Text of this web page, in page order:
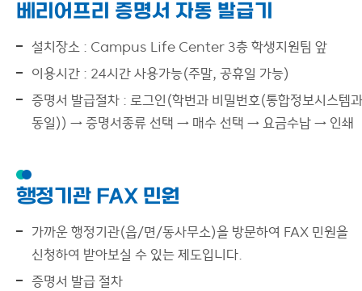
베리어프리 증명서 자동 발급기
설치장소 : Campus Life Center 3층 학생지원팀 앞
이용시간 : 24시간 사용가능(주말, 공휴일 가능)
증명서 발급절차 : 로그인(학번과 비밀번호(통합정보시스템과
동일)) → 증명서종류 선택 → 매수 선택 → 요금수납 → 인쇄
행정기관 FAX 민원
가까운 행정기관(읍/면/동사무소)을 방문하여 FAX 민원을
신청하여 받아보실 수 있는 제도입니다.
증명서 발급 절차